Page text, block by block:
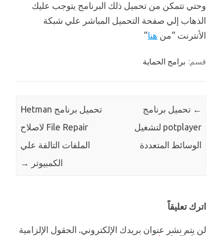
وحتي تتمكن من تحميل ذلك البرنامج يتوجب عليك
الذهاب إلي صفحة التحميل المباشر علي شبكة
الأنترنت “من هنا“
قسم: برامج الحماية
← تحميل برنامج
potplayer لتشغيل
الوسائط المتعددة
تحميل برنامج Hetman
File Repair لاصلاح
الملفات التالفة علي
الكمبيوتر →
اترك تعليقاً
لن يتم نشر عنوان بريدك الإلكتروني. الحقول الإلزامية